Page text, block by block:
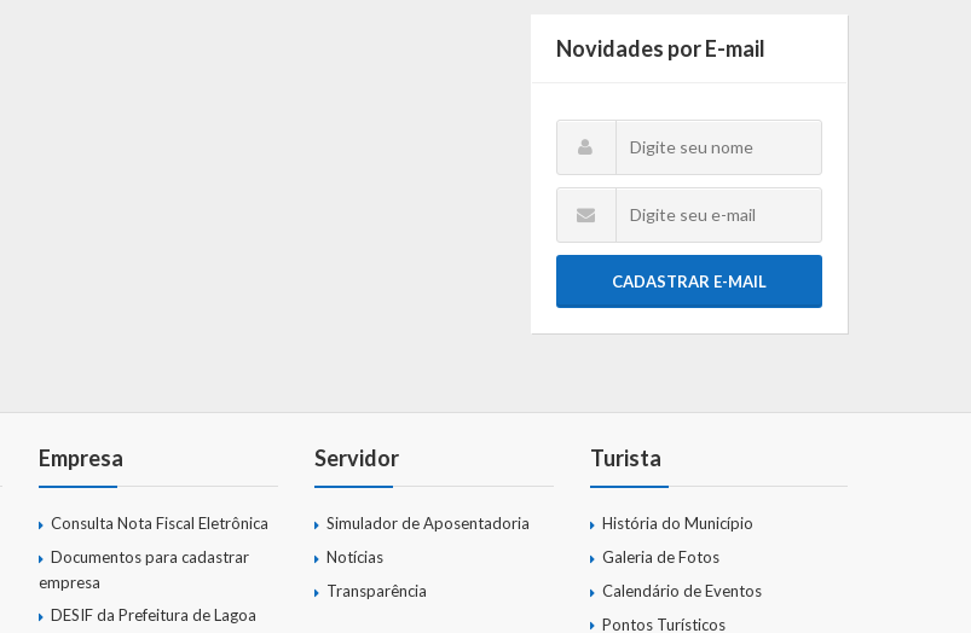
Novidades por E-mail
CADASTRAR E-MAIL
Empresa
Consulta Nota Fiscal Eletrônica
Documentos para cadastrar
empresa
DESIF da Prefeitura de Lagoa
Servidor
Simulador de Aposentadoria
Notícias
Transparência
Turista
História do Município
Galeria de Fotos
Calendário de Eventos
Pontos Turísticos